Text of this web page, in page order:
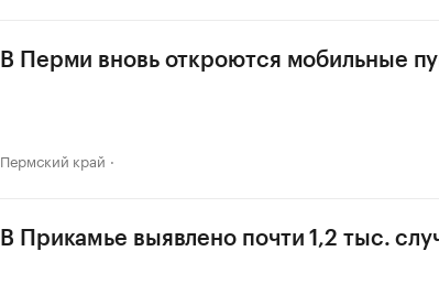
В Перми вновь откроются мобильные
Пермский край
В Прикамье выявлено почти 1,2 тыс.